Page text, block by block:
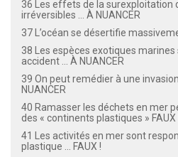
36 Les effets de la surexploitation
irréversibles ... À NUANCER
37 L’océan se désertifie
38 Les espèces exotiques
accident ... À NUANCER
39 On peut remédier à une
NUANCER
40 Ramasser les déchets en mer
des « continents plastiques » FAUX
41 Les activités en mer sont
plastique ... FAUX !